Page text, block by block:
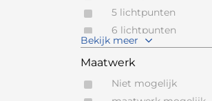
VANDYCK Bedfashion
VARAM
VIPACK
Wit
Zand
Zilver
Zwart
Zwart Staal
5 lichtpunten
6 lichtpunten
7 lichtpunten
Bekijk meer
Maatwerk
Niet mogelijk